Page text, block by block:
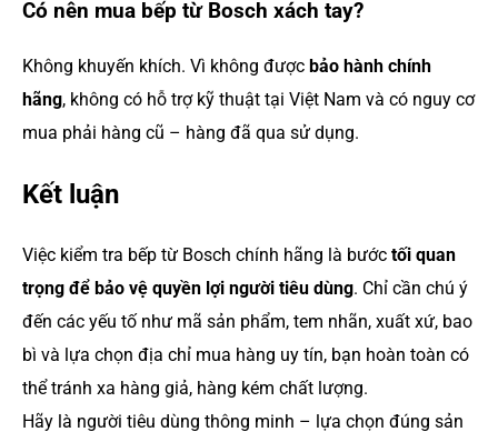
Có nên mua bếp từ Bosch xách tay?
Không khuyến khích. Vì không được bảo hành chính
hãng, không có hỗ trợ kỹ thuật tại Việt Nam và có nguy cơ
mua phải hàng cũ – hàng đã qua sử dụng.
Kết luận
Việc kiểm tra bếp từ Bosch chính hãng là bước tối quan
trọng để bảo vệ quyền lợi người tiêu dùng. Chỉ cần chú ý
đến các yếu tố như mã sản phẩm, tem nhãn, xuất xứ, bao
bì và lựa chọn địa chỉ mua hàng uy tín, bạn hoàn toàn có
thể tránh xa hàng giả, hàng kém chất lượng.
Hãy là người tiêu dùng thông minh – lựa chọn đúng sản